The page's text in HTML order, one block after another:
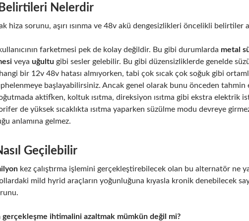
Nelerdir
hiza sorunu, aşırı ısınma ve 48v akü dengesizlikleri öncelikli belirtiler
farketmesi pek de kolay değildir. Bu gibi durumlarda metal
veyauğultu gibi sesler gelebilir. Bu gibi düzensizliklerde genelde
bir 12v 48v hatası almıyorken, tabi çok sıcak çok soğuk gibi
başlayabilirsiniz. Ancak genel olarak bunu önceden
aktifken, koltuk ısıtma, direksiyon ısıtma gibi ekstra elektrik
de yüksek sıcaklıkta ısıtma yaparken süzülme modu devreye
anlamına gelmez.
Geçilebilir
kez çalıştırma işlemini gerçekleştirebilecek olan bu alternatör ne
mild hyrid araçların yoğunluğuna kıyasla kronik denebilecek
gerçekleşme ihtimalini azaltmak mümkün değil mi?